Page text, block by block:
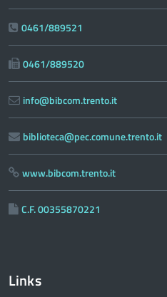
0461/889521
0461/889520
info@bibcom.trento.it
biblioteca@pec.comune.trento.it
www.bibcom.trento.it
C.F. 00355870221
Links